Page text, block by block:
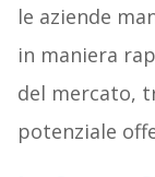
le aziende
in maniera
del mercato,
potenziale